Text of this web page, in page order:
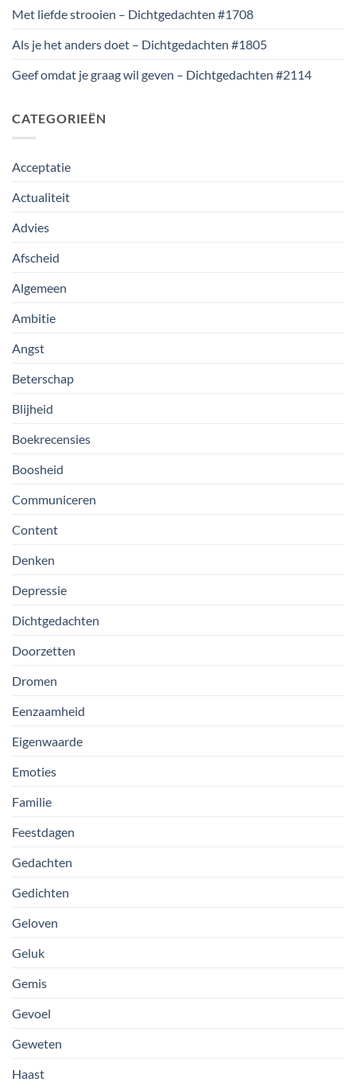
Met liefde strooien – Dichtgedachten #1708
Als je het anders doet – Dichtgedachten #1805
Geef omdat je graag wil geven – Dichtgedachten #2114
CATEGORIEËN
Acceptatie
Actualiteit
Advies
Afscheid
Algemeen
Ambitie
Angst
Beterschap
Blijheid
Boekrecensies
Boosheid
Communiceren
Content
Denken
Depressie
Dichtgedachten
Doorzetten
Dromen
Eenzaamheid
Eigenwaarde
Emoties
Familie
Feestdagen
Gedachten
Gedichten
Geloven
Geluk
Gemis
Gevoel
Geweten
Haast